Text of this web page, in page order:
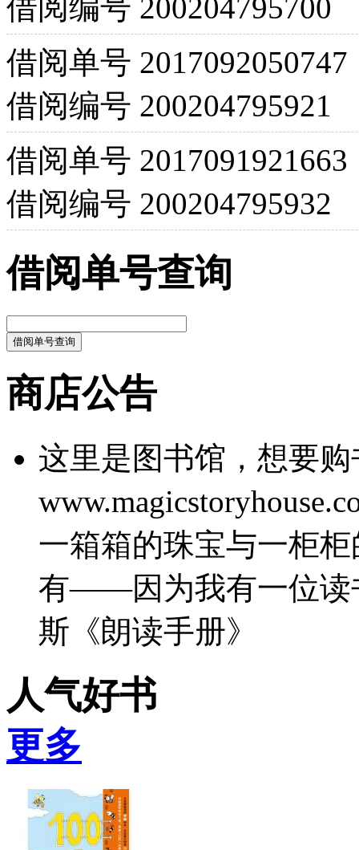
借阅编号 200204795700
借阅单号 2017092050747
借阅编号 200204795921
借阅单号 2017091921663
借阅编号 200204795932
借阅单号查询
商店公告
这里是图书馆，想要
一箱箱的珠宝与一柜
有——因为我有一位读
斯《朗读手册》
人气好书
更多